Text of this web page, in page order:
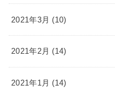
2021年3月 (10)
2021年2月 (14)
2021年1月 (14)